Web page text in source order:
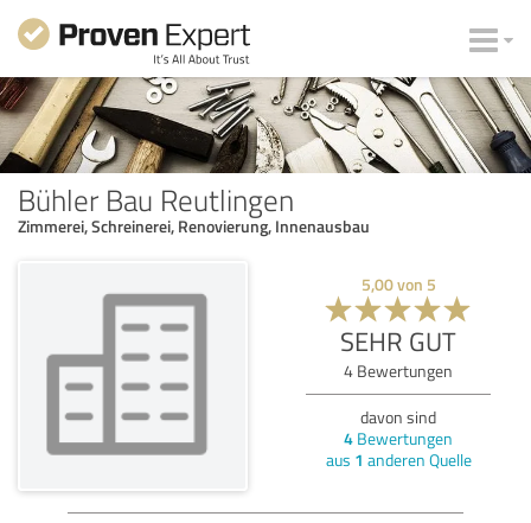
Bühler Bau Reutlingen
Zimmerei, Schreinerei, Renovierung, Innenausbau
5,00von 5
SEHR GUT
4 Bewertungen
davon sind
4 Bewertungen
aus 1 anderen Quelle